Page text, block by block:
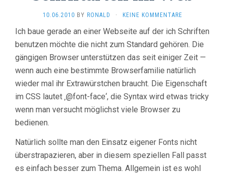
10.06.2010 BY RONALD · KEINE KOMMENTARE
Ich baue gerade an einer Webseite auf der ich Schriften
benutzen möchte die nicht zum Standard gehören. Die
gängigen Browser unterstützen das seit einiger Zeit —
wenn auch eine bestimmte Browserfamilie natürlich
wieder mal ihr Extrawürstchen braucht. Die Eigenschaft
im CSS lautet ‚@font-face‘, die Syntax wird etwas tricky
wenn man versucht möglichst viele Browser zu
bedienen.
Natürlich sollte man den Einsatz eigener Fonts nicht
überstrapazieren, aber in diesem speziellen Fall passt
es einfach besser zum Thema. Allgemein ist es wohl